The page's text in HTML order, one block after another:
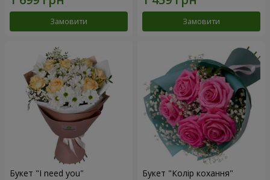
Замовити Замовити
Букет "I need you" Букет "Колір кохання"